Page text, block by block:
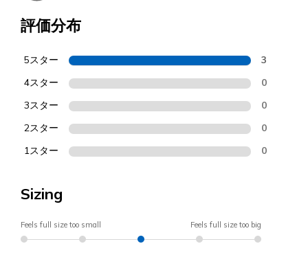
評価分布
5スター 3
4スター 0
3スター 0
2スター 0
1スター 0
Sizing
Feels full size too small Feels full size too big